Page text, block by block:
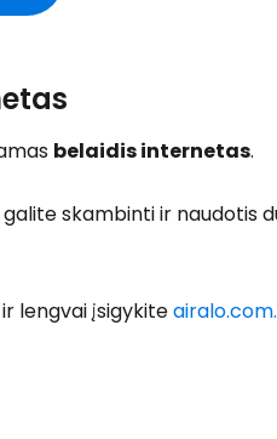
belaidis internetas.
skambinti ir naudotis
lengvai įsigykiteairalo.com.
prie